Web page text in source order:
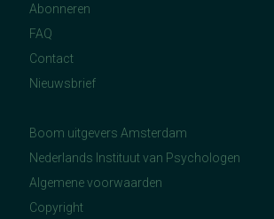
Abonneren
FAQ
Contact
Nieuwsbrief
Boom uitgevers Amsterdam
Nederlands Instituut van Psychologen
Algemene voorwaarden
Copyright